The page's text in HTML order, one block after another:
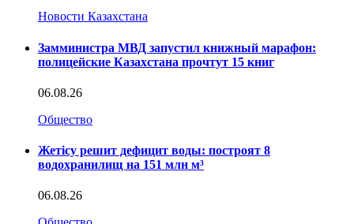
Новости Казахстана
Замминистра МВД запустил книжный марафон:
полицейские Казахстана прочтут 15 книг
06.08.26
Общество
Жетісу решит дефицит воды: построят 8
водохранилищ на 151 млн м³
06.08.26